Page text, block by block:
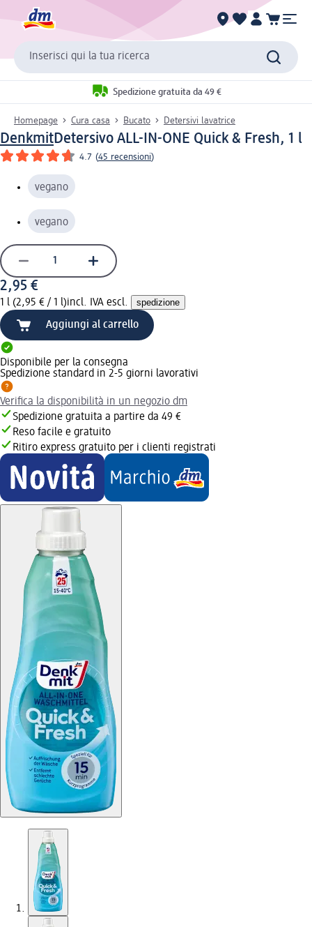
Inserisci qui la tua ricerca
Spedizione gratuita da 49 €
Homepage Cura casa Bucato Detersivi lavatrice
DenkmitDetersivo ALL-IN-ONE Quick & Fresh, 1 l
4.7 (45 recensioni)
vegano
vegano
2,95 €
1 l (2,95 € / 1 l)incl. IVA escl. spedizione
Aggiungi al carrello
Disponibile per la consegna
Spedizione standard in 2-5 giorni lavorativi
Verifica la disponibilità in un negozio dm
Spedizione gratuita a partire da 49 €
Reso facile e gratuito
Ritiro express gratuito per i clienti registrati